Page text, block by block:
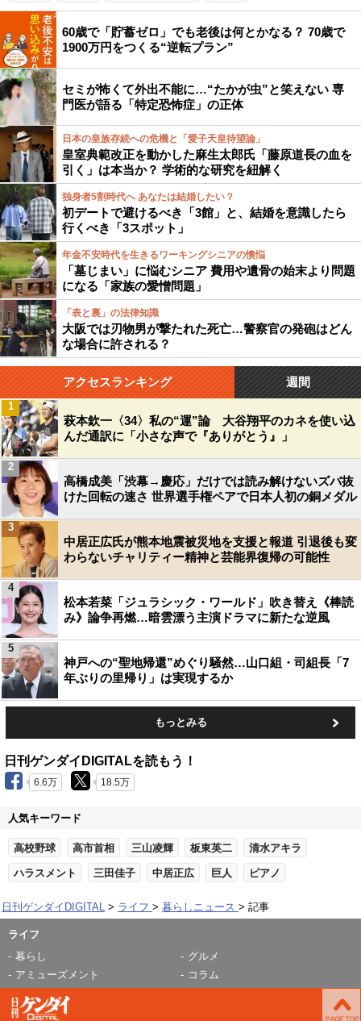
60歳で「貯蓄ゼロ」でも老後は何とかなる？ 70歳で
1900万円をつくる“逆転プラン”
セミが怖くて外出不能に…“たかが虫”と笑えない 専
門医が語る「特定恐怖症」の正体
日本の皇族存続への危機と「愛子天皇待望論」
皇室典範改正を動かした麻生太郎氏「藤原道長の血を
引く」は本当か？ 学術的な研究を紐解く
独身者5割時代へ あなたは結婚したい？
初デートで避けるべき「3館」と、結婚を意識したら
行くべき「3スポット」
年金不安時代を生きるワーキングシニアの懊悩
「墓じまい」に悩むシニア 費用や遺骨の始末より問題
になる「家族の愛憎問題」
「表と裏」の法律知識
大阪では刃物男が撃たれた死亡…警察官の発砲はどん
な場合に許される？
アクセスランキング 週間
萩本欽一〈34〉私の“運”論 大谷翔平のカネを使い込
んだ通訳に「小さな声で『ありがとう』」
1
高橋成美「渋幕→慶応」だけでは読み解けないズバ抜
けた回転の速さ 世界選手権ペアで日本人初の銅メダル
2
中居正広氏が熊本地震被災地を支援と報道 引退後も変
わらないチャリティー精神と芸能界復帰の可能性
3
松本若菜「ジュラシック・ワールド」吹き替え《棒読
み》論争再燃…暗雲漂う主演ドラマに新たな逆風
4
神戸への“聖地帰還”めぐり騒然…山口組・司組長「7
年ぶりの里帰り」は実現するか
5
もっとみる
日刊ゲンダイDIGITALを読もう！
6.6万 18.5万
人気キーワード
高校野球 高市首相 三山凌輝 板東英二 清水アキラ
ハラスメント 三田佳子 中居正広 巨人 ピアノ
日刊ゲンダイDIGITAL ライフ 暮らしニュース 記事
ライフ
暮らし
グルメ
アミューズメント
コラム